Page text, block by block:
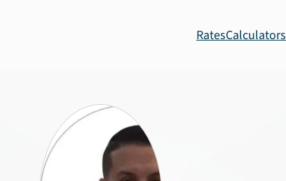
RatesCalculators